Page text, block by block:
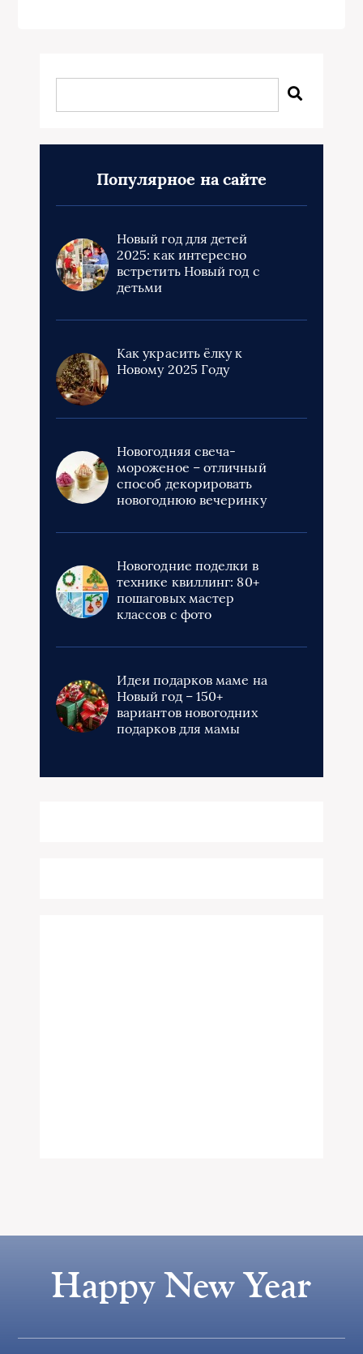
Популярное на сайте
Новый год для детей
2025: как интересно
встретить Новый год с
детьми
Как украсить ёлку к
Новому 2025 Году
Новогодняя свеча-
мороженое – отличный
способ декорировать
новогоднюю вечеринку
Новогодние поделки в
технике квиллинг: 80+
пошаговых мастер
классов с фото
Идеи подарков маме на
Новый год – 150+
вариантов новогодних
подарков для мамы
Happy New Year